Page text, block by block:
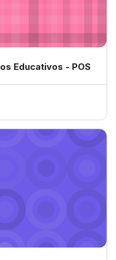
Educativos - POS